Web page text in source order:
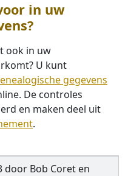
in uw
ook in uw
U kunt
gegevens
De controles
en maken deel uit
.
door Bob Coret en